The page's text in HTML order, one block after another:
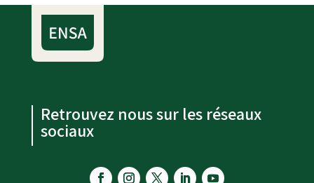
Retrouvez nous sur les réseaux
sociaux